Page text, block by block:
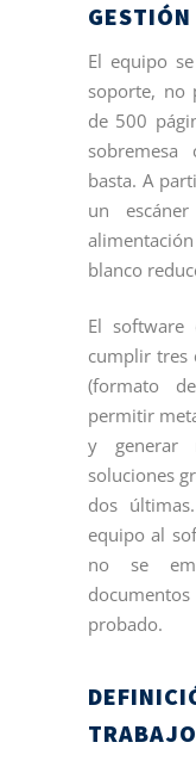
El equipo
soporte, no
de 500
sobremesa
basta. A
un
blanco
El software
cumplir tres
(formato
permitir
y generar
soluciones
dos
equipo al
no se
probado.